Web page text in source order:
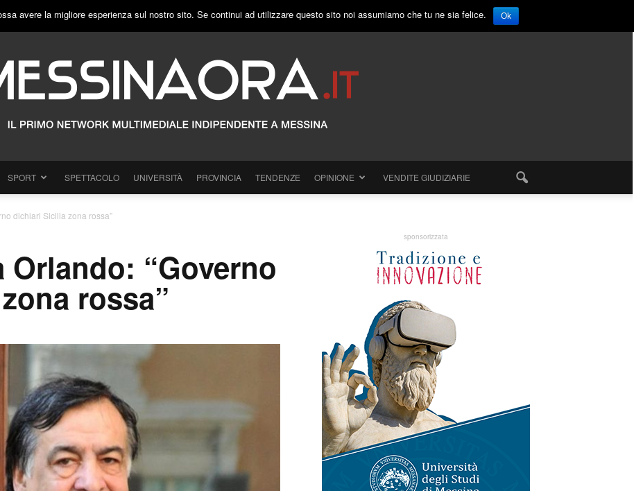
SPORT SPETTACOLO UNIVERSITÀ PROVINCIA TENDENZE OPINIONE VENDITE GIUDIZIARIE
dichiari Sicilia zona rossa”
“Governo
rossa”
sponsorizzata
avere la migliore esperienza sul nostro sito. Se continui ad utilizzare questo sito noi assumiamo che tu ne sia felice. Ok